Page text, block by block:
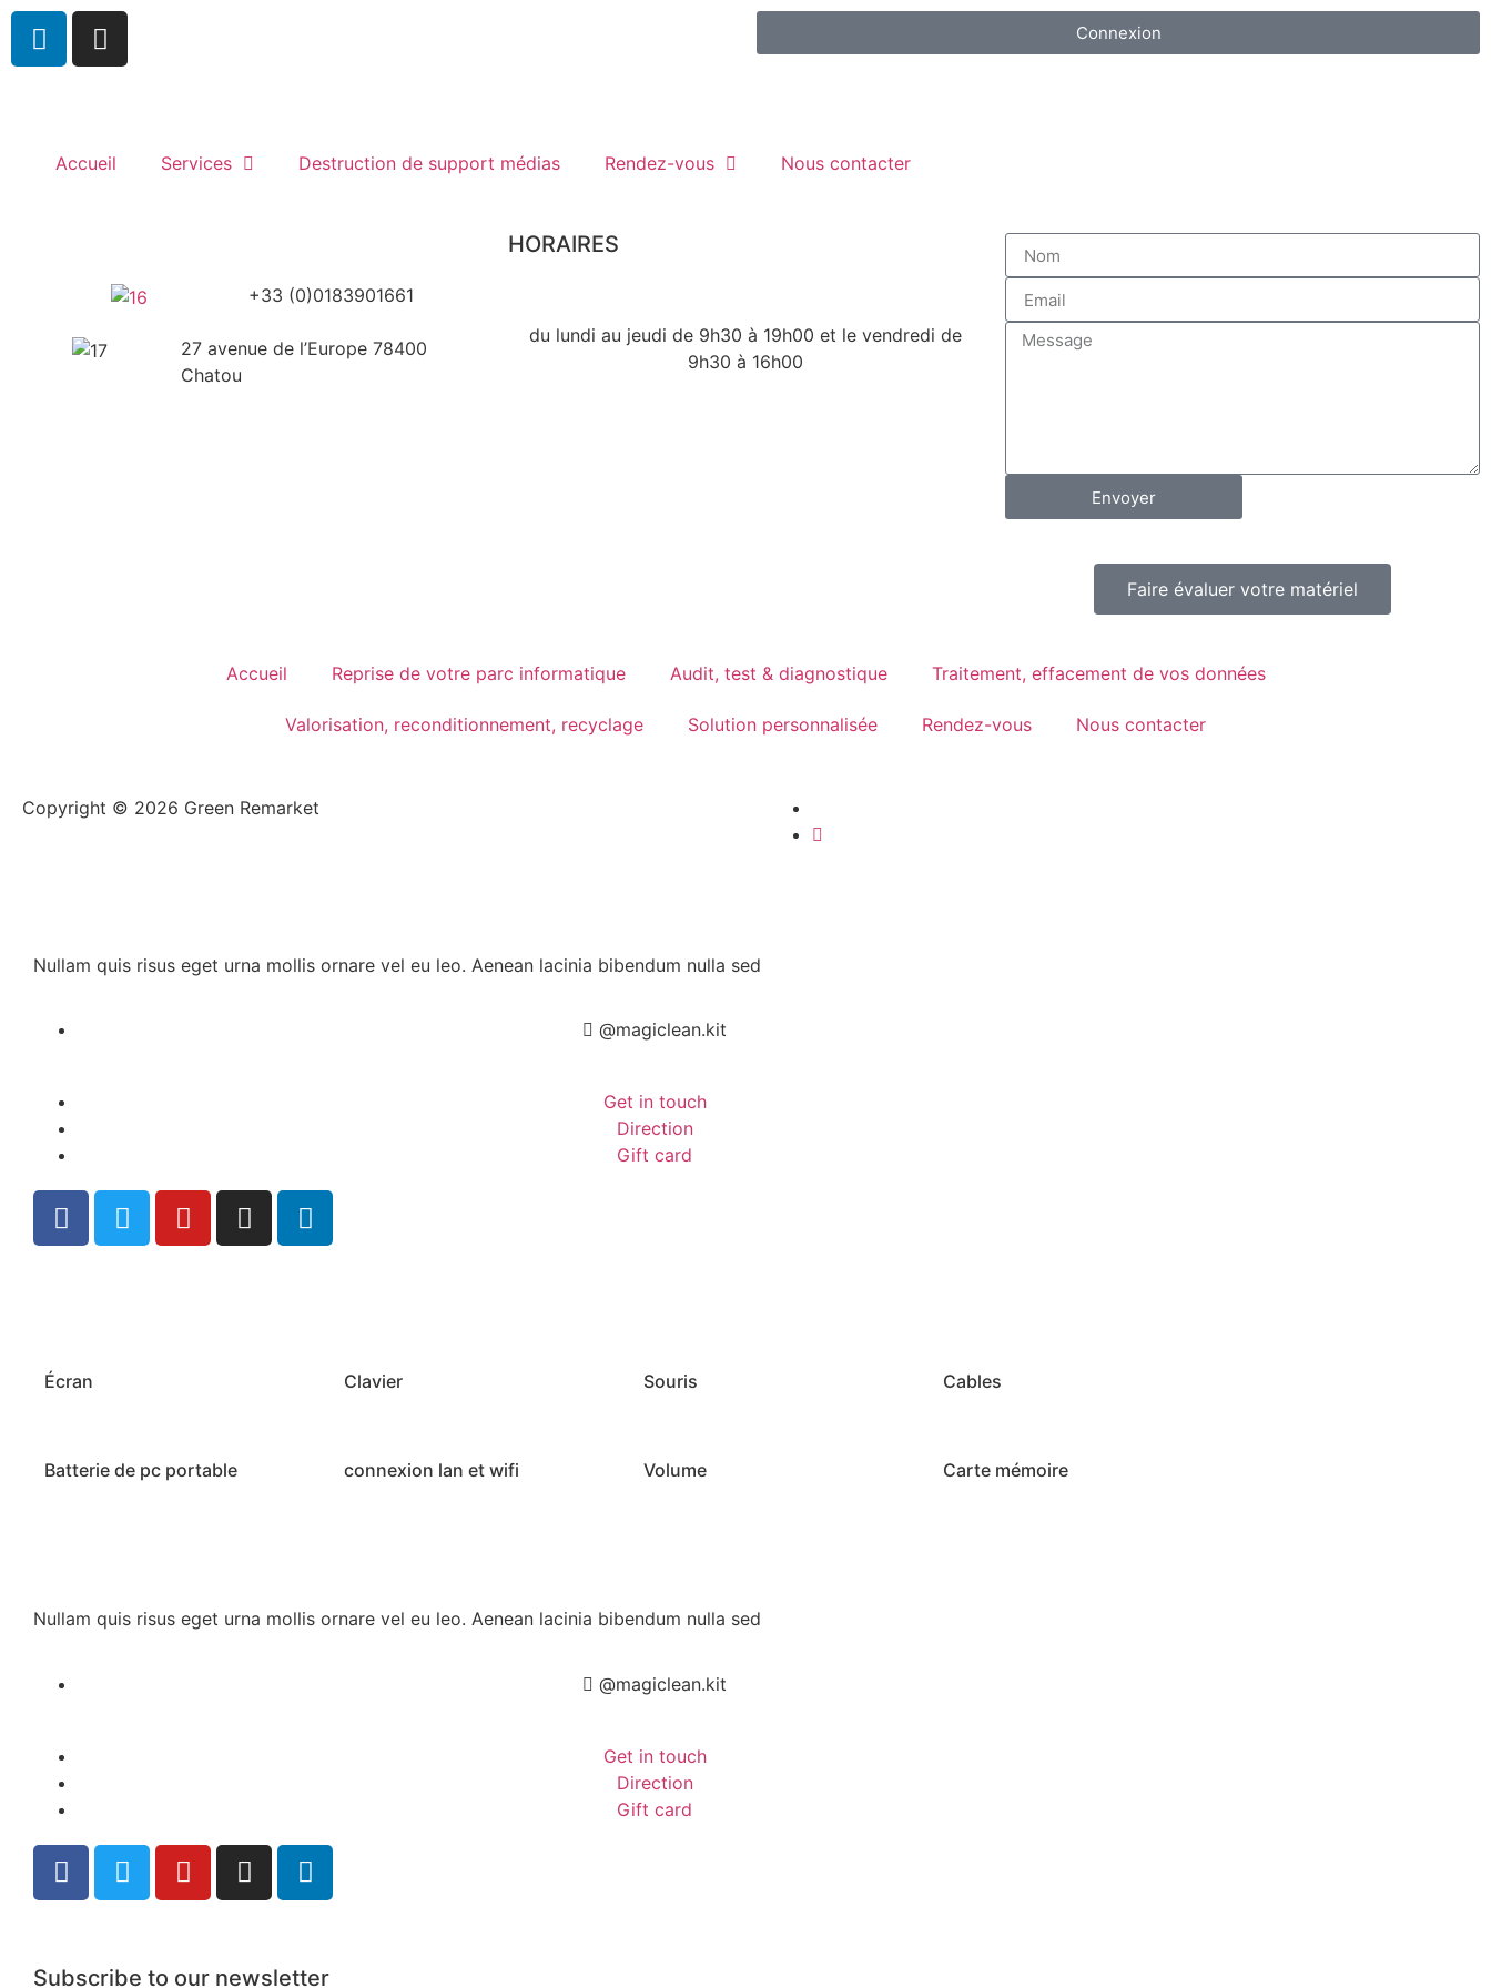
Connexion
Accueil Services Destruction de support médias Rendez-vous Nous contacter
+33 (0)0183901661
27 avenue de l’Europe 78400
Chatou
HORAIRES
du lundi au jeudi de 9h30 à 19h00 et le vendredi de
9h30 à 16h00
Envoyer
Faire évaluer votre matériel
Accueil Reprise de votre parc informatique Audit, test & diagnostique Traitement, effacement de vos données
Valorisation, reconditionnement, recyclage Solution personnalisée Rendez-vous Nous contacter
Copyright © 2026 Green Remarket
Nullam quis risus eget urna mollis ornare vel eu leo. Aenean lacinia bibendum nulla sed
@magiclean.kit
Get in touch
Direction
Gift card
Écran Clavier Souris Cables
Batterie de pc portable connexion lan et wifi Volume Carte mémoire
Nullam quis risus eget urna mollis ornare vel eu leo. Aenean lacinia bibendum nulla sed
@magiclean.kit
Get in touch
Direction
Gift card
Subscribe to our newsletter